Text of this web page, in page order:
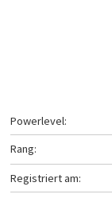
Powerlevel:
Rang:
Registriert am: